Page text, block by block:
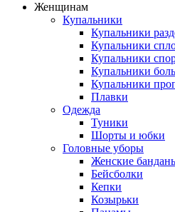
Женщинам
Купальники
Купальники
Купальники
Купальники
Купальники
Купальники
Плавки
Одежда
Туники
Шорты и юбки
Головные уборы
Женские
Бейсболки
Кепки
Козырьки